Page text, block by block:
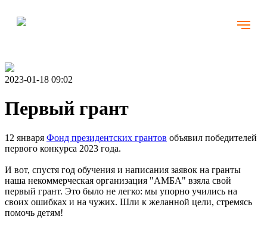
2023-01-18 09:02
Первый грант
12 января Фонд президентских грантов объявил победителей
первого конкурса 2023 года.
И вот, спустя год обучения и написания заявок на гранты
наша некоммерческая организация "АМБА" взяла свой
первый грант. Это было не легко: мы упорно учились на
своих ошибках и на чужих. Шли к желанной цели, стремясь
помочь детям!